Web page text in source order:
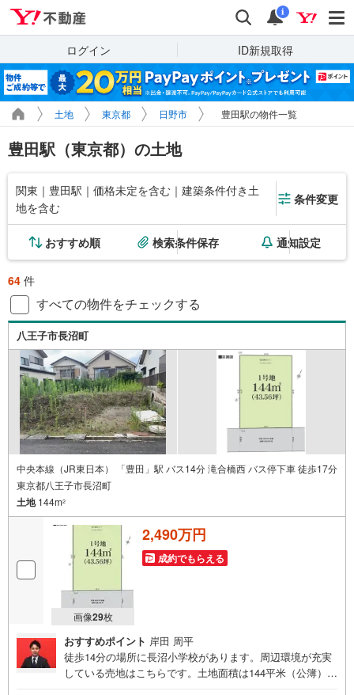
検索 通知
i
ログイン ID新規取得
土地 東京都 日野市 豊田駅の物件一覧
豊田駅（東京都）の土地
関東｜豊田駅｜価格未定を含む｜建築条件付き土
地を含む
条件変更
おすすめ順 検索条件保存 通知設定
64 件
すべての物件をチェックする
八王子市長沼町
中央本線（JR東日本） 「豊田」駅 バス14分 滝合橋西 バス停下車 徒歩17分
東京都八王子市長沼町
土地144m2
画像29枚
2,490万円
成約でもらえる
おすすめポイント 岸田 周平
徒歩14分の場所に長沼小学校があります。周辺環境が充実
している売地はこちらです。土地面積は144平米（公簿）で